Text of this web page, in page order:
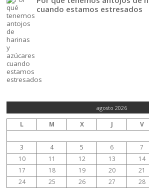
cuando estamos estresados
agosto 2026
L M X J V
3
4 5 6 7
10
11 12 13 14
17
18 19 20 21
24
25 26 27 28